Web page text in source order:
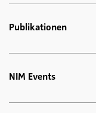
Publikationen
NIM Events